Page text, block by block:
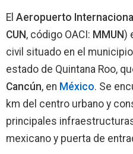
El Aeropuerto
CUN , código OACI: MMUN )
civil situado en el
estado de Quintana Roo,
Cancún, en México. Se
km del centro urbano y
principales
mexicano y puerta de